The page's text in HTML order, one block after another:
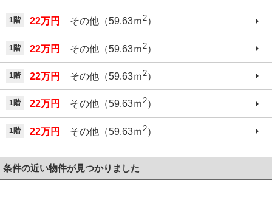
1階 22万円 その他（59.63ｍ2）
1階 22万円 その他（59.63ｍ 2）
1階 22万円 その他（59.63ｍ 2）
1階 22万円 その他（59.63ｍ2）
1階 22万円 その他（59.63ｍ 2）
条件の近い物件が見つかりました